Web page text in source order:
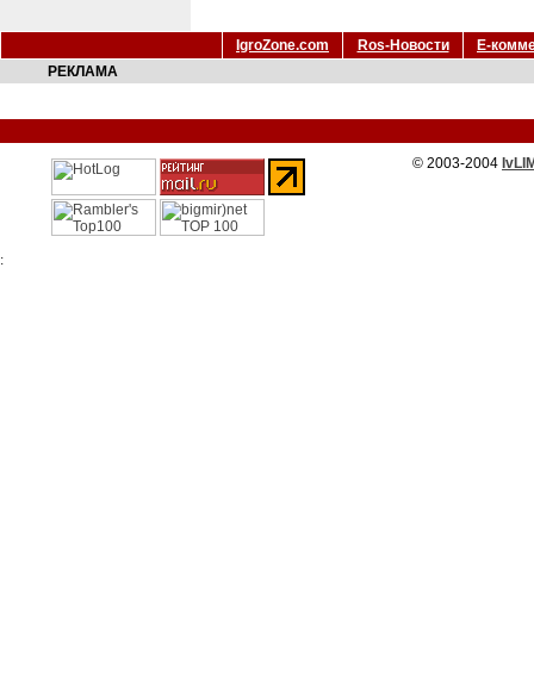
IgroZone.com Ros-Новости
Е-
РЕКЛАМА
© 2003-2004
: